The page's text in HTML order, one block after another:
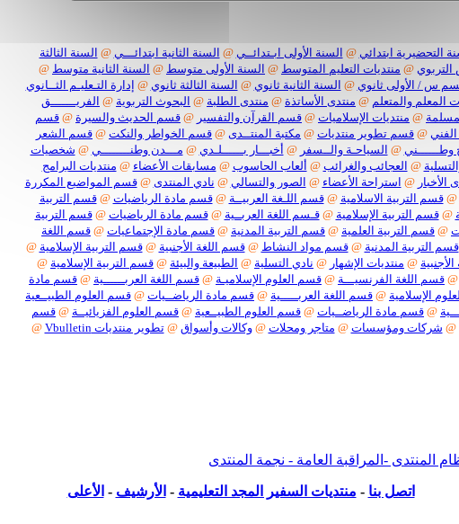
التحضيرية ابتدائي @ السنة الأولى ابـتدائــي @ السنة الثانية ابتدائـــي @ السنة الثالثة
@ منتديات التعليم المتوسط @ السنة الأولى متوسط @ السنة الثانية متوسط @
س / الأولى ثانوي @ السنة الثانية ثانوي @ السنة الثالثة ثانوي @ إدارة التـعليـم الثــانوي
المعلم والمتعلم @ منتدى الأساتذة @ منتدى الطلبة @ البحوث التربوية @ الفريـــــــق
@ منتديات الإسلاميات @ قسم القرآن والتفسير @ قسم الحديث والسيرة @ قسم
@ قسم تطوير منتديات @ مكتبة المنتــدى @ قسم الخواطر والنكت @ قسم الشعر
وطــــــني @ السياحـة والــسفر @ أخبـــار بــــــلـدي @ مـــدن وطنــــــــي @ شخصيات
@ العجائب والغرائب @ ألعاب الحاسوب @ مسابقات الأعضاء @ منتديات البرامج
الأخبار @ استراحة الأعضاء @ الصور والتسالي @ نادي المنتدى @قسم المواضيع المكررة
@قسم التربية الاسلامية @قسم اللـغة العربيــة @قسم مادة الرياضيات @قسم التربية
@قسم التربية الإسلامية @قـسم اللغة العربــية @قسم مادة الرياضيات @قسم التربية
@ قسم التربية العلمية @ قسم التربية المدنية @ قسم مادة الإجتماعيات @ قسم اللغة
قسم التربية المدنية @قسم مواد النشاط @قسم اللغة الأجنبية @قسم التربية الإسلامية @
@ منتديات الإشهار @ نادي التسلية @ الطبيعة والبيئة @ قسم التربية الإسلامية @
@ قسم اللغة الفرنسيـــة @ قسم العلوم الإسلاميـة @ قسم اللغة العربــــــية @ قسم مادة
الإسلامية @ قسم اللغة العربـــــية @ قسم مادة الرياضــيات @ قسم العلوم الطبيــعية
@ قسم مادة الرياضــيات @ قسم العلوم الطبيــعية @ قسم العلوم الفزيائيــة @ قسم
@ شركات ومؤسسات @ متاجر ومحلات @وكالات وأسواق @تطوير منتديات Vbulletin
@
-المراقبة العامة - نجمة المنتدى
اتصل بنا - منتديات السفير المجد التعليمية - الأرشيف - الأعلى